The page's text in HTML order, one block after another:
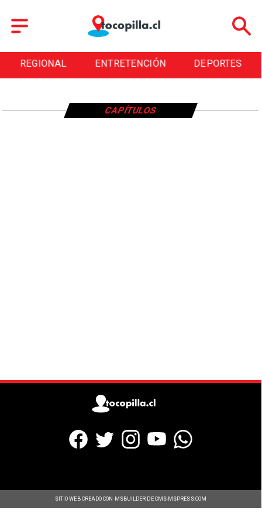
REGIONAL ENTRETENCIÓN DEPORTES
CAPÍTULOS
SITIO WEB CREADO CON MSBUILDER DE CMS-MSPRESS.COM